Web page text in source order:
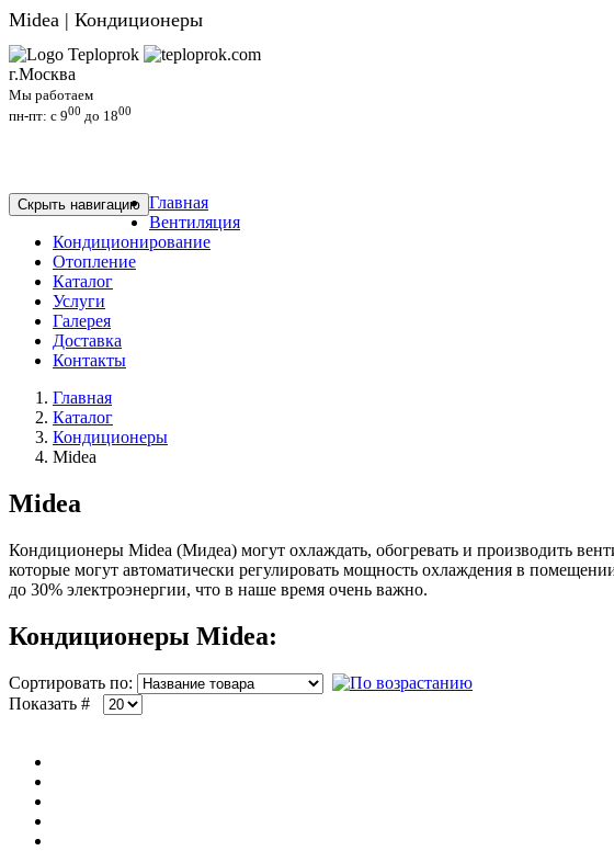
Midea | Кондиционеры
г.Москва
Мы работаем
пн-пт: c 900 до 1800
Скрыть навигацию Главная
Вентиляция
Кондиционирование
Отопление
Каталог
Услуги
Галерея
Доставка
Контакты
Главная
Каталог
Кондиционеры
Midea
Midea
Кондиционеры Midea (Мидеа) могут охлаждать, обогревать и производить
которые могут автоматически регулировать мощность охлаждения в
до 30% электроэнергии, что в наше время очень важно.
Кондиционеры Midea:
Сортировать по:
Показать #